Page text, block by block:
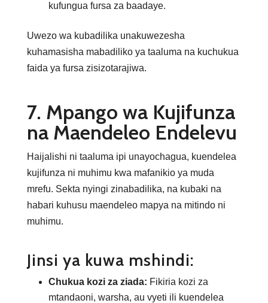
kufungua fursa za baadaye.
Uwezo wa kubadilika unakuwezesha
kuhamasisha mabadiliko ya taaluma na kuchukua
faida ya fursa zisizotarajiwa.
7. Mpango wa Kujifunza
na Maendeleo Endelevu
Haijalishi ni taaluma ipi unayochagua, kuendelea
kujifunza ni muhimu kwa mafanikio ya muda
mrefu. Sekta nyingi zinabadilika, na kubaki na
habari kuhusu maendeleo mapya na mitindo ni
muhimu.
Jinsi ya kuwa mshindi:
Chukua kozi za ziada: Fikiria kozi za
mtandaoni, warsha, au vyeti ili kuendelea